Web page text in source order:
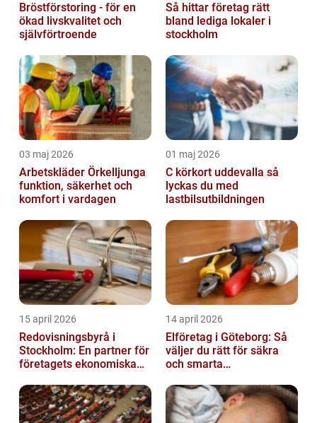
Bröstförstoring - för en
ökad livskvalitet och
självförtroende
Så hittar företag rätt
bland lediga lokaler i
stockholm
03 maj 2026
Arbetskläder Örkelljunga
funktion, säkerhet och
komfort i vardagen
01 maj 2026
C körkort uddevalla så
lyckas du med
lastbilsutbildningen
15 april 2026
Redovisningsbyrå i
Stockholm: En partner för
företagets ekonomiska
14 april 2026
Elföretag i Göteborg: Så
väljer du rätt för säkra
och smarta